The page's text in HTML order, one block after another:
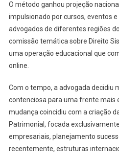
O método ganhou projeção
impulsionado por cursos, eventos
advogados de diferentes regiões
comissão temática sobre Direito
uma operação educacional que
online.
Com o tempo, a advogada decidiu
contenciosa para uma frente mais
mudança coincidiu com a criação
Patrimonial, focada
empresariais, planejamento
recentemente, estruturas